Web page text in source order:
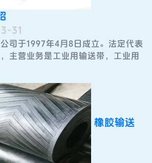
31
司于1997年4月8日成立。法定代表
主营业务是工业用输送带，工业用
橡胶输送